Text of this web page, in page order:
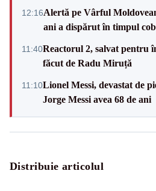
12:16Alertă pe Vârful
ani a dispărut în timpul
11:40Reactorul 2, salvat pentru
făcut de Radu Miruță
11:10Lionel Messi, devastat de
Jorge Messi avea 68 de ani
Distribuie articolul